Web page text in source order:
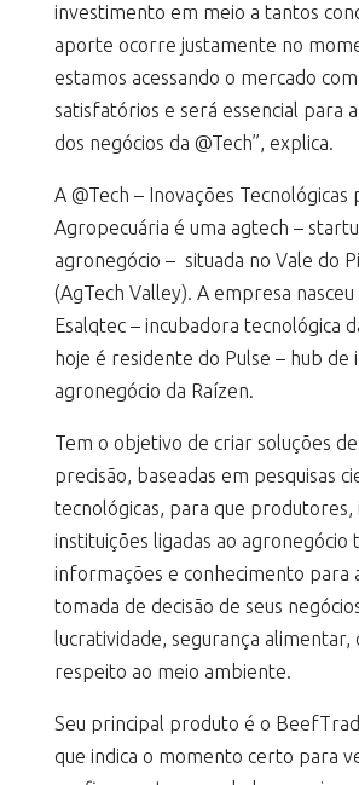
investimento em meio a tantos
aporte ocorre justamente no
estamos acessando o mercado
satisfatórios e será essencial para
dos negócios da @Tech”, explica.
A @Tech – Inovações Tecnológicas
Agropecuária é uma agtech –
agronegócio – situada no Vale do
(AgTech Valley). A empresa nasceu
Esalqtec – incubadora tecnológica
hoje é residente do Pulse – hub de
agronegócio da Raízen.
Tem o objetivo de criar soluções
precisão, baseadas em pesquisas
tecnológicas, para que produtores,
instituições ligadas ao agronegócio
informações e conhecimento para
tomada de decisão de seus
lucratividade, segurança alimentar,
respeito ao meio ambiente.
Seu principal produto é o
que indica o momento certo para